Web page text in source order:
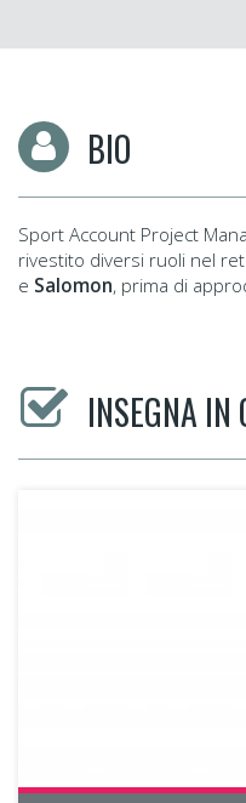
BIO
Sport Account Project
rivestito diversi ruoli nel
e Salomon, prima di
INSEGNA IN